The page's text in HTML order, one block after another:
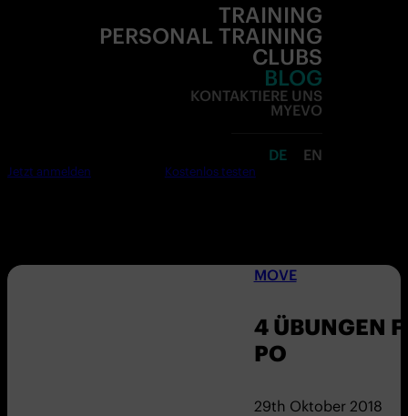
TRAINING
PERSONAL TRAINING
CLUBS
BLOG
KONTAKTIERE UNS
MYEVO
DE EN
Jetzt anmelden Kostenlos testen
MOVE
4 ÜBUNGEN
PO
29th Oktober 2018